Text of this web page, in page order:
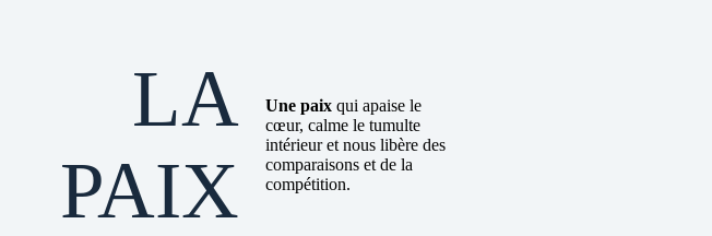
LA
PAIX
Une paix qui apaise le
cœur, calme le tumulte
intérieur et nous libère des
comparaisons et de la
compétition.